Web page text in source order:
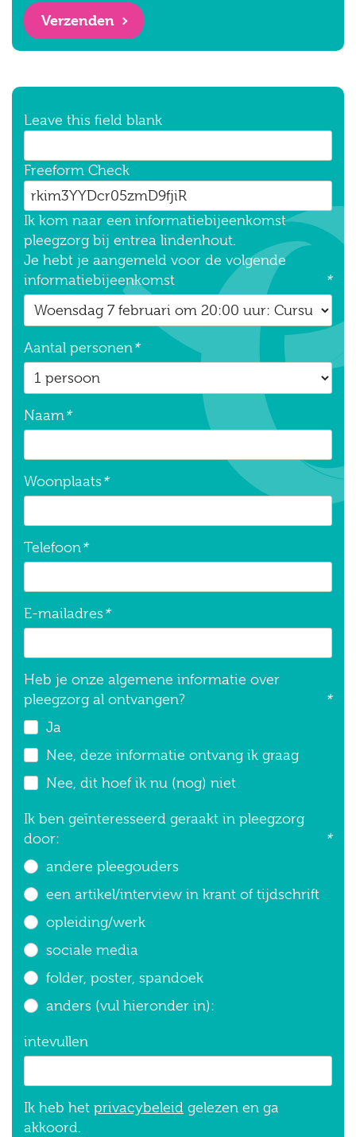
Verzenden
Leave this field blank
Freeform Check
Ik kom naar een informatiebijeenkomst
pleegzorg bij entrea lindenhout.
Je hebt je aangemeld voor de volgende
informatiebijeenkomst
*
Aantal personen *
Naam *
Woonplaats*
Telefoon *
E-mailadres*
Heb je onze algemene informatie over
pleegzorg al ontvangen?
*
Ja
Nee, deze informatie ontvang ik graag
Nee, dit hoef ik nu (nog) niet
Ik ben geïnteresseerd geraakt in pleegzorg
door:
*
andere pleegouders
een artikel/interview in krant of tijdschrift
opleiding/werk
sociale media
folder, poster, spandoek
anders (vul hieronder in):
intevullen
Ik heb het privacybeleid gelezen en ga
akkoord.